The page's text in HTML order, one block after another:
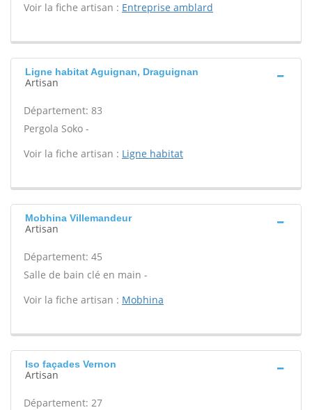
Voir la fiche artisan : Entreprise amblard
Ligne habitat Aguignan, Draguignan
Artisan
Département: 83
Pergola Soko -
Voir la fiche artisan : Ligne habitat
Mobhina Villemandeur
Artisan
Département: 45
Salle de bain clé en main -
Voir la fiche artisan : Mobhina
Iso façades Vernon
Artisan
Département: 27